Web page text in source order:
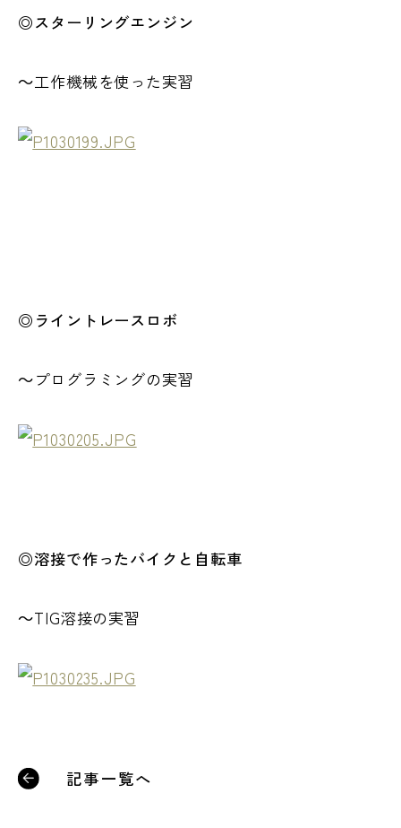
◎スターリングエンジン
～工作機械を使った実習
◎ライントレースロボ
～プログラミングの実習
◎溶接で作ったバイクと自転車
～TIG溶接の実習
記事一覧へ